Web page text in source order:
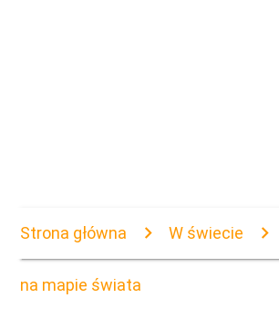
Strona główna W świecie
na mapie świata